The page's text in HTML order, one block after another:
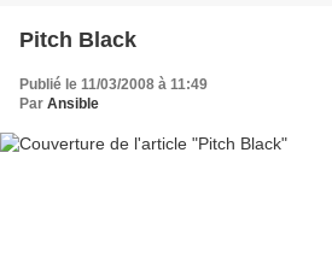
Pitch Black
Publié le 11/03/2008 à 11:49
Par Ansible